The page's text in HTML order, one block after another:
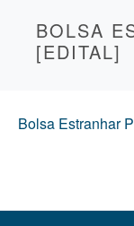
BOLSA
[EDITAL]
Bolsa Estranhar